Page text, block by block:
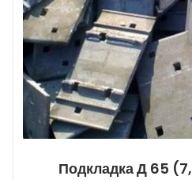
Подкладка Д 65